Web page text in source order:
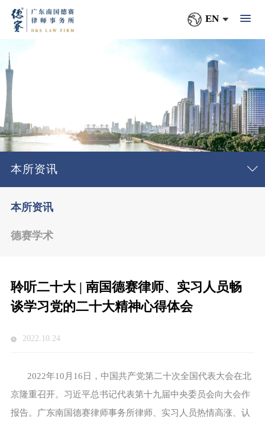
EN
本所资讯
本所资讯
德赛学术
聆听二十大 | 南国德赛律师、实习人员畅
谈学习党的二十大精神心得体会
2022.10.24
2022年10月16日，中国共产党第二十次全国代表大会在北
京隆重召开。习近平总书记代表第十九届中央委员会向大会作
报告。广东南国德赛律师事务所律师、实习人员热情高涨、认